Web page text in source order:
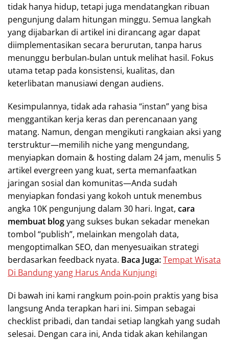
tidak hanya hidup, tetapi juga mendatangkan ribuan
pengunjung dalam hitungan minggu. Semua langkah
yang dijabarkan di artikel ini dirancang agar dapat
diimplementasikan secara berurutan, tanpa harus
menunggu berbulan‑bulan untuk melihat hasil. Fokus
utama tetap pada konsistensi, kualitas, dan
keterlibatan manusiawi dengan audiens.
Kesimpulannya, tidak ada rahasia “instan” yang bisa
menggantikan kerja keras dan perencanaan yang
matang. Namun, dengan mengikuti rangkaian aksi yang
terstruktur—memilih niche yang mengundang,
menyiapkan domain & hosting dalam 24 jam, menulis 5
artikel evergreen yang kuat, serta memanfaatkan
jaringan sosial dan komunitas—Anda sudah
menyiapkan fondasi yang kokoh untuk menembus
angka 10K pengunjung dalam 30 hari. Ingat, cara
membuat blogyang sukses bukan sekadar menekan
tombol “publish”, melainkan mengolah data,
mengoptimalkan SEO, dan menyesuaikan strategi
berdasarkan feedback nyata. Baca Juga:Tempat Wisata
Di Bandung yang Harus Anda Kunjungi
Di bawah ini kami rangkum poin‑poin praktis yang bisa
langsung Anda terapkan hari ini. Simpan sebagai
checklist pribadi, dan tandai setiap langkah yang sudah
selesai. Dengan cara ini, Anda tidak akan kehilangan